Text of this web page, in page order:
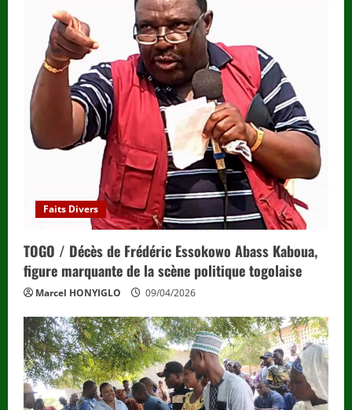
d
n
Faits Divers
TOGO / Décès de Frédéric Essokowo Abass Kaboua,
figure marquante de la scène politique togolaise
Marcel HONYIGLO 09/04/2026